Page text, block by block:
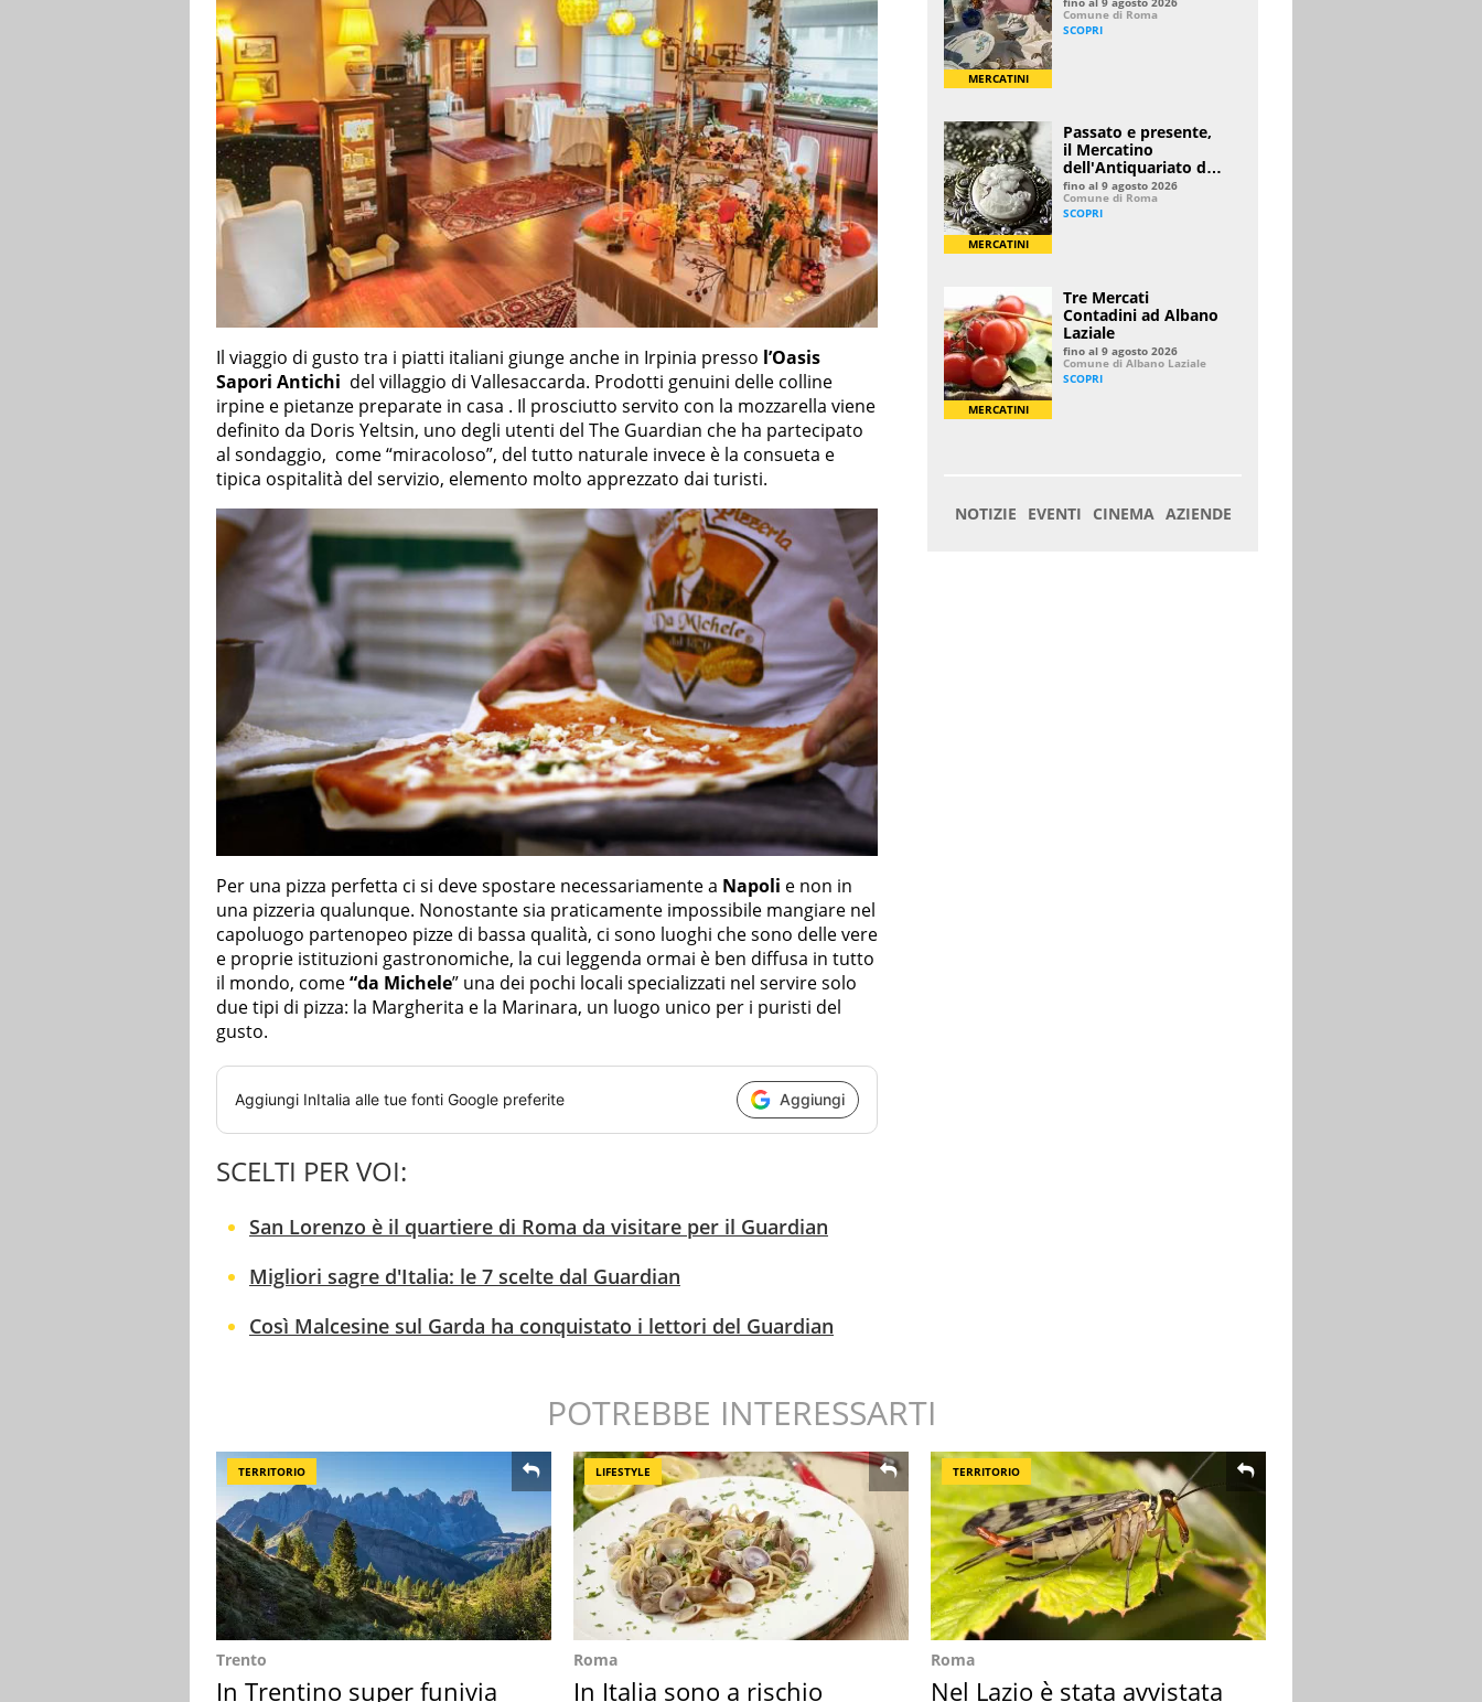
Il viaggio di gusto tra i piatti italiani giunge anche in Irpinia presso l’Oasis
Sapori Antichi del villaggio di Vallesaccarda. Prodotti genuini delle colline
irpine e pietanze preparate in casa . Il prosciutto servito con la mozzarella viene
definito da Doris Yeltsin, uno degli utenti del The Guardian che ha partecipato
al sondaggio, come “miracoloso”, del tutto naturale invece è la consueta e
tipica ospitalità del servizio, elemento molto apprezzato dai turisti.
Per una pizza perfetta ci si deve spostare necessariamente a Napoli e non in
una pizzeria qualunque. Nonostante sia praticamente impossibile mangiare nel
capoluogo partenopeo pizze di bassa qualità, ci sono luoghi che sono delle vere
e proprie istituzioni gastronomiche, la cui leggenda ormai è ben diffusa in tutto
il mondo, come“da Michele” una dei pochi locali specializzati nel servire solo
due tipi di pizza: la Margherita e la Marinara, un luogo unico per i puristi del
gusto.
Aggiungi InItalia alle tue fonti Google preferite Aggiungi
SCELTI PER VOI:
San Lorenzo è il quartiere di Roma da visitare per il Guardian
Migliori sagre d'Italia: le 7 scelte dal Guardian
Così Malcesine sul Garda ha conquistato i lettori del Guardian
POTREBBE INTERESSARTI
TERRITORIO
Trento
In Trentino super funivia
LIFESTYLE
Roma
In Italia sono a rischio
TERRITORIO
Roma
Nel Lazio è stata avvistata